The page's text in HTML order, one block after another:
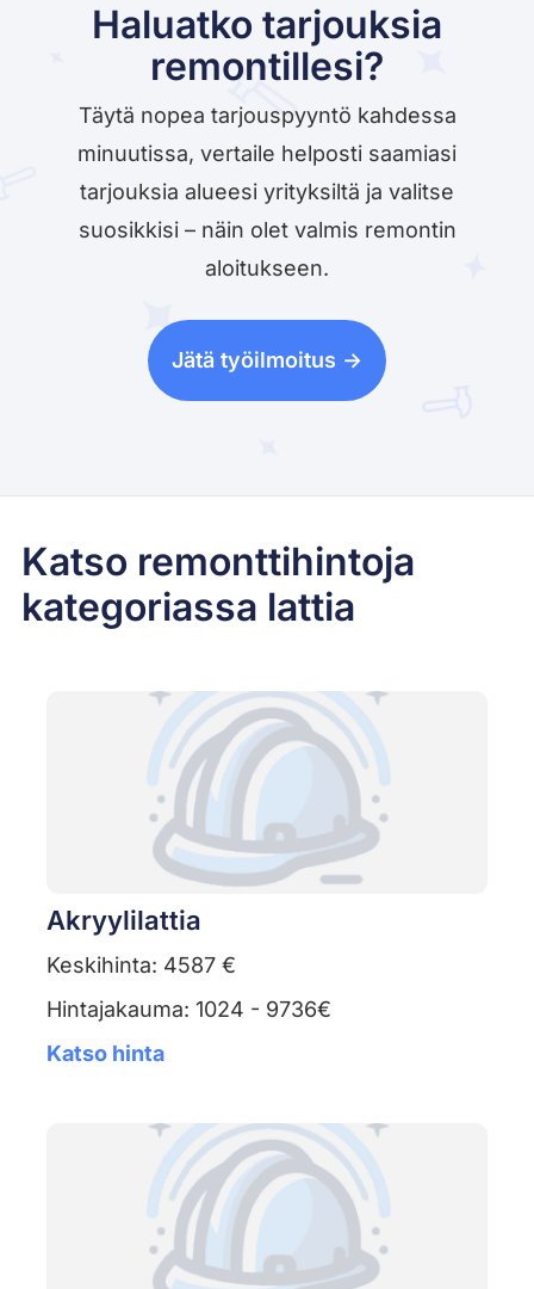
Haluatko tarjouksia
remontillesi?
Täytä nopea tarjouspyyntö kahdessa
minuutissa, vertaile helposti saamiasi
tarjouksia alueesi yrityksiltä ja valitse
suosikkisi – näin olet valmis remontin
aloitukseen.
Jätä työilmoitus ->
Katso remonttihintoja
kategoriassa lattia
Akryylilattia
Keskihinta: 4587 €
Hintajakauma: 1024 - 9736€
Katso hinta